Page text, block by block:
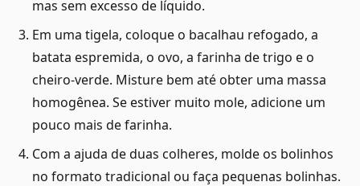
mas sem excesso de líquido.
Em uma tigela, coloque o bacalhau refogado, a
batata espremida, o ovo, a farinha de trigo e o
cheiro-verde. Misture bem até obter uma massa
homogênea. Se estiver muito mole, adicione um
pouco mais de farinha.
Com a ajuda de duas colheres, molde os bolinhos
no formato tradicional ou faça pequenas bolinhas.